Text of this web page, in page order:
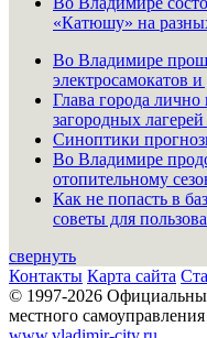
«Катюшу» на
Во Владимире
электросамокатов
Глава города лично
загородных лагерей
Синоптики
Во Владимире
отопительному
Как не попасть в
советы для
свернуть
Контакты Карта сайта
© 1997-2026
местного